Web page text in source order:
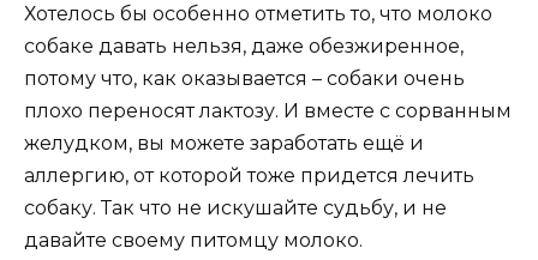
Хотелось бы особенно отметить то, что молоко
собаке давать нельзя, даже обезжиренное,
потому что, как оказывается – собаки очень
плохо переносят лактозу. И вместе с сорванным
желудком, вы можете заработать ещё и
аллергию, от которой тоже придется лечить
собаку. Так что не искушайте судьбу, и не
давайте своему питомцу молоко.